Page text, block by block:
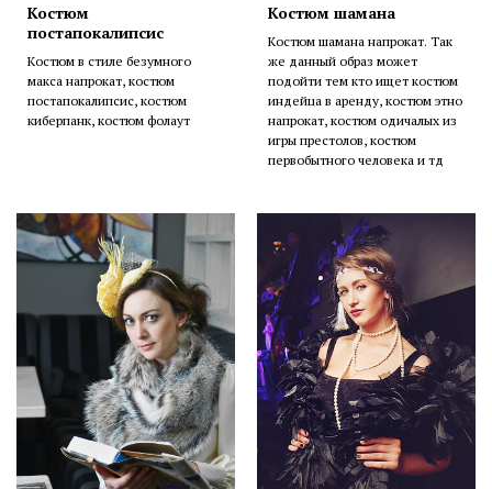
Костюм
постапокалипсис
Костюм в стиле безумного
макса напрокат, костюм
постапокалипсис, костюм
киберпанк, костюм фолаут
Костюм шамана
Костюм шамана напрокат. Так
же данный образ может
подойти тем кто ищет костюм
индейца в аренду, костюм этно
напрокат, костюм одичалых из
игры престолов, костюм
первобытного человека и тд